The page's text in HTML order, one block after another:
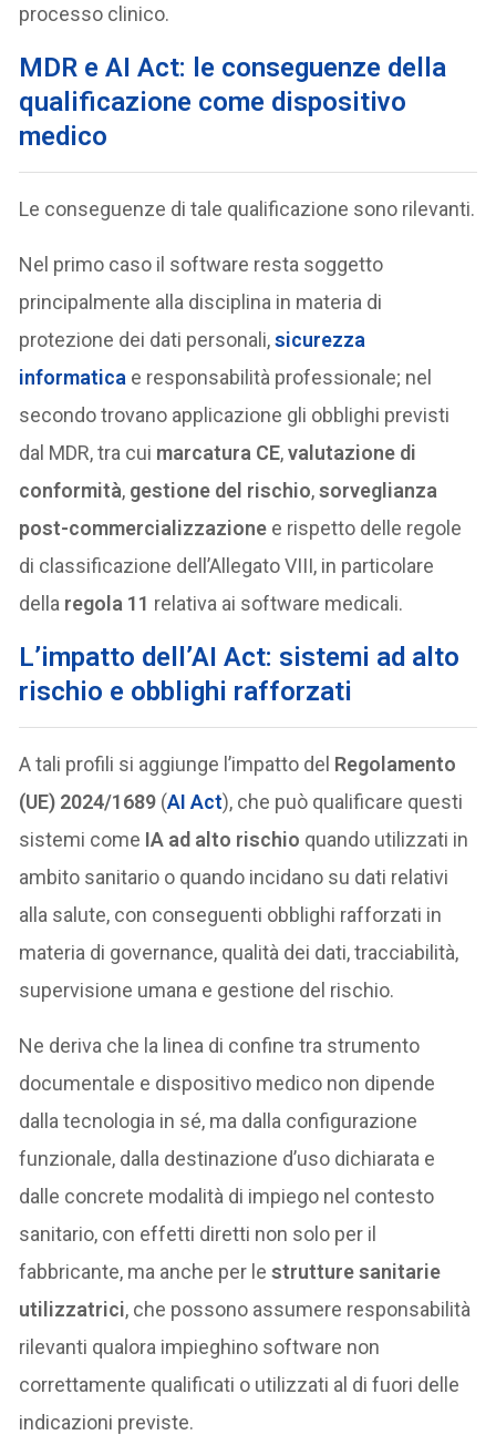
processo clinico.
MDR e AI Act: le conseguenze della
qualificazione come dispositivo
medico
Le conseguenze di tale qualificazione sono rilevanti.
Nel primo caso il software resta soggetto
principalmente alla disciplina in materia di
protezione dei dati personali,sicurezza
informatica e responsabilità professionale; nel
secondo trovano applicazione gli obblighi previsti
dal MDR, tra cui marcatura CE,valutazione di
conformità, gestione del rischio,sorveglianza
post-commercializzazione e rispetto delle regole
di classificazione dell’Allegato VIII, in particolare
della regola 11 relativa ai software medicali.
L’impatto dell’AI Act: sistemi ad alto
rischio e obblighi rafforzati
A tali profili si aggiunge l’impatto del Regolamento
(UE) 2024/1689 (AI Act), che può qualificare questi
sistemi come IA ad alto rischio quando utilizzati in
ambito sanitario o quando incidano su dati relativi
alla salute, con conseguenti obblighi rafforzati in
materia di governance, qualità dei dati, tracciabilità,
supervisione umana e gestione del rischio.
Ne deriva che la linea di confine tra strumento
documentale e dispositivo medico non dipende
dalla tecnologia in sé, ma dalla configurazione
funzionale, dalla destinazione d’uso dichiarata e
dalle concrete modalità di impiego nel contesto
sanitario, con effetti diretti non solo per il
fabbricante, ma anche per lestrutture sanitarie
utilizzatrici, che possono assumere responsabilità
rilevanti qualora impieghino software non
correttamente qualificati o utilizzati al di fuori delle
indicazioni previste.